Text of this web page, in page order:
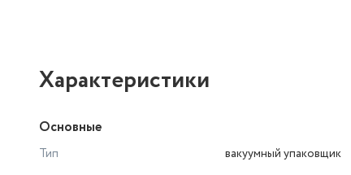
Характеристики
Основные
Тип
вакуумный упаковщик